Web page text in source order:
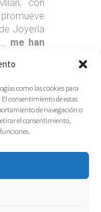
como las cookies para
consentimiento de estas
de navegación o
el consentimiento,
con
promueve
Joyería
me han